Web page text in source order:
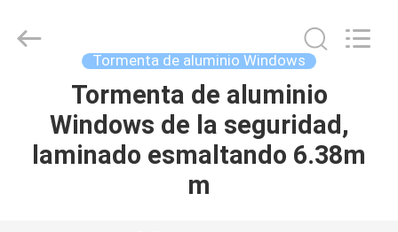
HOGAR
PRODUCTOS
FASEC
Buildings
Tormenta de aluminio Windows
Tormenta de aluminio
Windows de la seguridad,
laminado esmaltando 6.38m
m